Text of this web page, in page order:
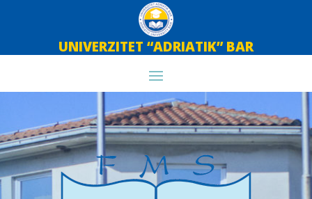
UNIVERZITET “ADRIATIK” BAR